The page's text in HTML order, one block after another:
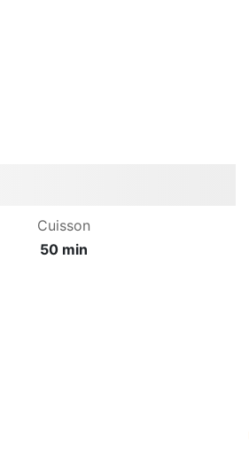
Cuisson
50 min